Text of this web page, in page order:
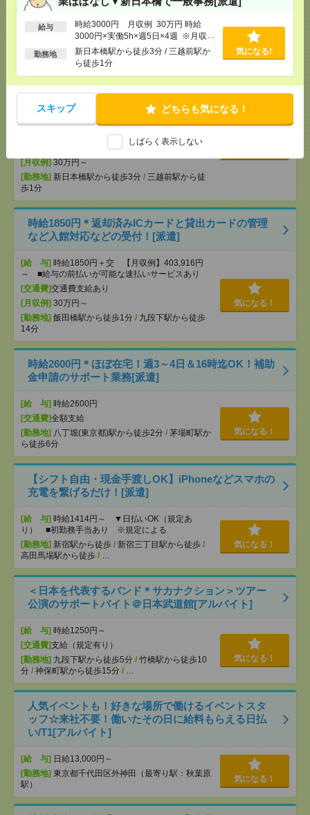
給与
時給3000円 月収例 30万円 時給
3000円×実働5h×週5日×4週 ※月収例
を保証するものではありません。※給
与即受取りサービス利用可（利用条件
勤務地
新日本橋駅から徒歩3分 / 三越前駅か
ら徒歩1分
気になる!
スキップ どちらも気になる！
しばらく表示しない
[交通費]交通費全額支給
[勤務地]王子駅/王子駅前駅 /王子神谷駅 /…
【在宅勤務OK】時給3000円！10～16時＊残業ほぼな
し▼新日本橋で一般事務[派遣]
実働5h×週5日×4週 ※月収例を保証するものではあ
りません。※給与即受取りサービス利用可（利用条
1ヶ月3万円を上限として実費支給
[月収例] 30万円～
[勤務地] 新日本橋駅から徒歩3分 / 三越前駅から徒
歩1分
時給1850円＊返却済みICカードと貸出カードの管理
など入館対応などの受付！[派遣]
[給 与] 時給1850円＋交 【月収例】403,916円
～ ■給与の前払いが可能な速払いサービスあり
[交通費]交通費支給あり
[月収例] 30万円～
[勤務地] 飯田橋駅から徒歩1分 / 九段下駅から徒歩
14分
気になる！
時給2600円＊ほぼ在宅！週3～4日＆16時迄OK！補助
金申請のサポート業務[派遣]
[給 与] 時給2600円
[交通費]全額支給
[勤務地] 八丁堀(東京都)駅から徒歩2分 / 茅場町駅か
ら徒歩6分
気になる！
【シフト自由・現金手渡しOK】iPhoneなどスマホの
充電を繋げるだけ！[派遣]
[給 与] 時給1414円～ ▼日払いOK（規定あ
り） ■初勤務手当あり ※規定による
[勤務地] 新宿駅から徒歩 / 新宿三丁目駅から徒歩 /
高田馬場駅から徒歩 / …
気になる！
＜日本を代表するバンド＊サカナクション＞ツアー
公演のサポートバイト＠日本武道館[アルバイト]
[給 与] 時給1250円～
[交通費]支給（規定有り）
[勤務地] 九段下駅から徒歩5分 / 竹橋駅から徒歩10
分 / 神保町駅から徒歩15分 / …
気になる！
人気イベントも！好きな場所で働けるイベントスタ
ッフ☆来社不要！働いたその日に給料もらえる日払
い/T1[アルバイト]
[給 与] 日給13,000円～
[勤務地] 東京都千代田区外神田（最寄り駅：秋葉原
駅）
気になる！